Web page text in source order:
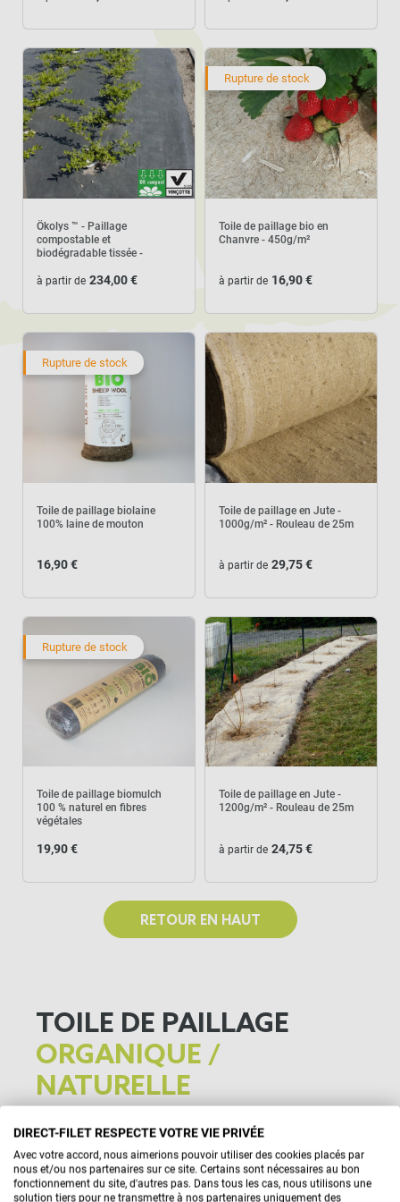
Ökolys ™ - Paillage
compostable et
biodégradable tissée -
à partir de 234,00 €
Rupture de stock
Toile de paillage bio en
Chanvre - 450g/m²
à partir de 16,90 €
Rupture de stock
Toile de paillage biolaine
100% laine de mouton
16,90 €
Toile de paillage en Jute -
1000g/m² - Rouleau de 25m
à partir de 29,75 €
Rupture de stock
Toile de paillage biomulch
100 % naturel en fibres
végétales
19,90 €
Toile de paillage en Jute -
1200g/m² - Rouleau de 25m
à partir de 24,75 €
RETOUR EN HAUT
TOILE DE PAILLAGE
ORGANIQUE /
NATURELLE
Découvrez une approche écologique du jardinage
avec notre gamme exclusive de paillage bio et
naturel. Offrant une solution respectueuse de
DIRECT-FILET RESPECTE VOTRE VIE PRIVÉE
Avec votre accord, nous aimerions pouvoir utiliser des cookies placés par
nous et/ou nos partenaires sur ce site. Certains sont nécessaires au bon
fonctionnement du site, d'autres pas. Dans tous les cas, nous utilisons une
solution tiers pour ne transmettre à nos partenaires uniquement des